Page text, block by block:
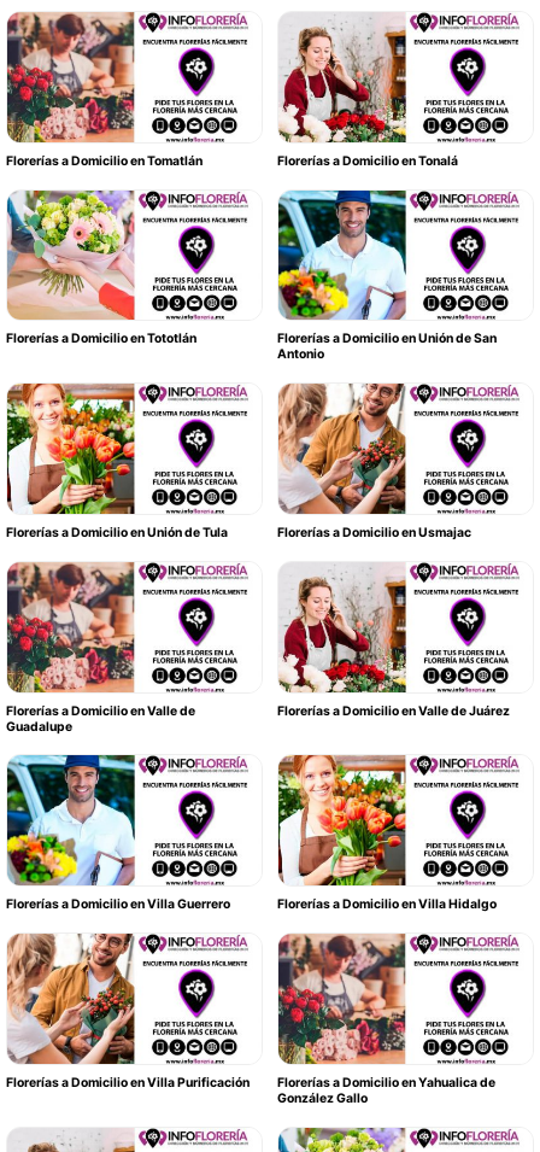
Florerías a Domicilio en Tomatlán Florerías a Domicilio en Tonalá
Florerías a Domicilio en Tototlán
Florerías a Domicilio en Unión de San
Antonio
Florerías a Domicilio en Unión de Tula Florerías a Domicilio en Usmajac
Florerías a Domicilio en Valle de
Guadalupe
Florerías a Domicilio en Valle de Juárez
Florerías a Domicilio en Villa Guerrero Florerías a Domicilio en Villa Hidalgo
Florerías a Domicilio en Villa Purificación
Florerías a Domicilio en Yahualica de
González Gallo